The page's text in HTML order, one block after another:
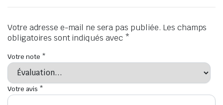
Votre adresse e-mail ne sera pas publiée. Les champs
obligatoires sont indiqués avec *
Votre note *
Votre avis *